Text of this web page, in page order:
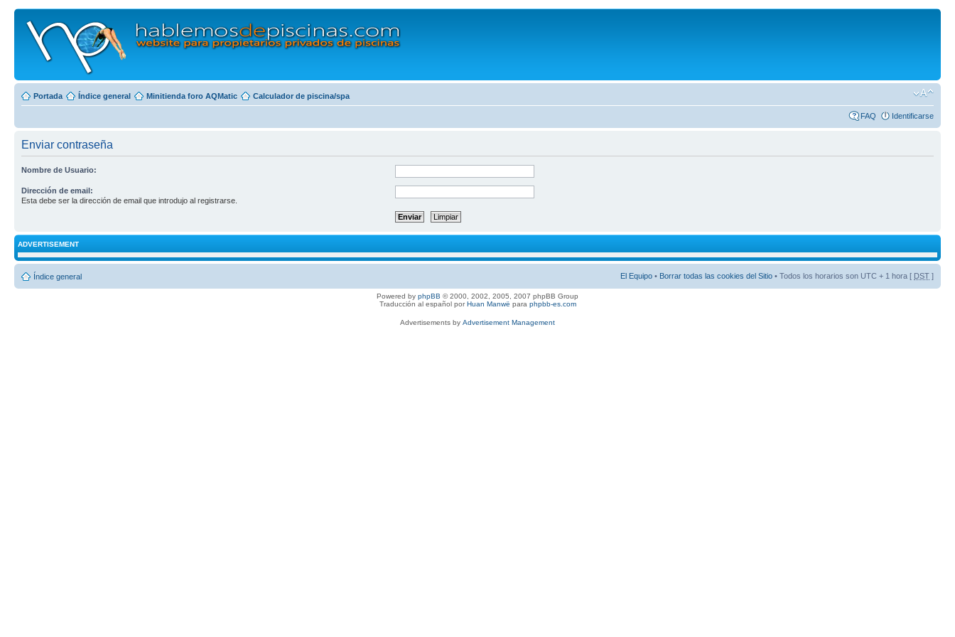
Portada Índice general Minitienda foro AQMatic Calculador de piscina/spa
FAQ Identificarse
Enviar contraseña
Nombre de Usuario:
Dirección de email:
Esta debe ser la dirección de email que introdujo al registrarse.
ADVERTISEMENT
Índice general El Equipo • Borrar todas las cookies del Sitio • Todos los horarios son UTC + 1 hora [ DST ]
Powered by phpBB © 2000, 2002, 2005, 2007 phpBB Group
Traducción al español porHuan Manwë para phpbb-es.com
Advertisements by Advertisement Management